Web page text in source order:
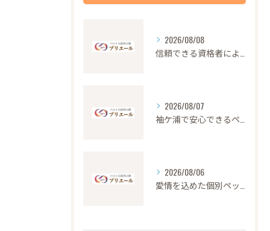
2026/08/08
2026/08/07
2026/08/06